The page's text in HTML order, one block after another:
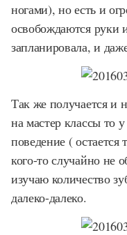
ногами), но есть и
освобождаются руки
запланировала, и
Так же получается и
на мастер классы то
поведение ( остается
кого-то случайно не
изучаю количество
далеко-далеко.